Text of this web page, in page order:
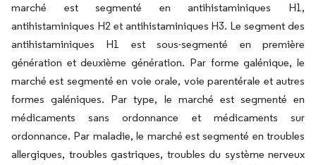
marché est segmenté en antihistaminiques H1,
antihistaminiques H2 et antihistaminiques H3. Le segment des
antihistaminiques H1 est sous-segmenté en première
génération et deuxième génération. Par forme galénique, le
marché est segmenté en voie orale, voie parentérale et autres
formes galéniques. Par type, le marché est segmenté en
médicaments sans ordonnance et médicaments sur
ordonnance. Par maladie, le marché est segmenté en troubles
allergiques, troubles gastriques, troubles du système nerveux